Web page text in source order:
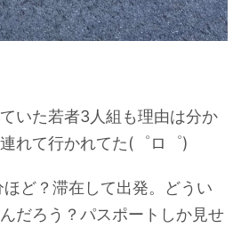
いた若者3人組も理由は分か
れて行かれてた(゜ロ゜)
ど？滞在して出発。どうい
だろう？パスポートしか見せ